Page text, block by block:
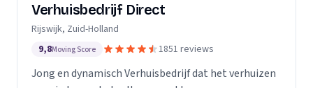
Verhuisbedrijf Direct
Rijswijk, Zuid-Holland
9,8Moving Score 1851 reviews
Jong en dynamisch Verhuisbedrijf dat het verhuizen